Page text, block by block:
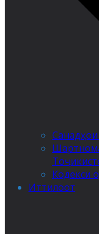
Кодекси
Иттилоот